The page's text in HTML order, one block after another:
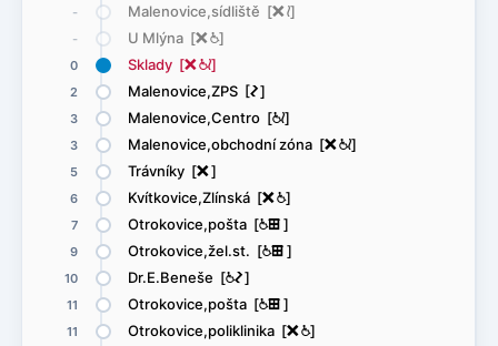
- Malenovice,sídliště [ë<]
- U Mlýna [ë@]
0 Sklady [ë@<]
2 Malenovice,ZPS [ó]
3 Malenovice,Centro [@<]
3 Malenovice,obchodní zóna [ë@<]
5 Trávníky [ë]
6 Kvítkovice,Zlínská [ë@]
7 Otrokovice,pošta [@æ]
9 Otrokovice,žel.st. [@æ]
10 Dr.E.Beneše [@ó]
11 Otrokovice,pošta [@æ]
11 Otrokovice,poliklinika [ë@]